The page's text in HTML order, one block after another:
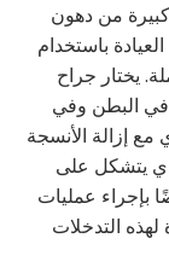
من دهون
باستخدام
يختار جراح
البطن وفي
إزالة الأنسجة
يتشكل على
بإجراء عمليات
لهذه التدخلات